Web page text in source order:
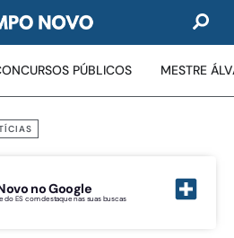
PÚBLICOS MESTRE
no Google
do ES com destaque nas suas buscas